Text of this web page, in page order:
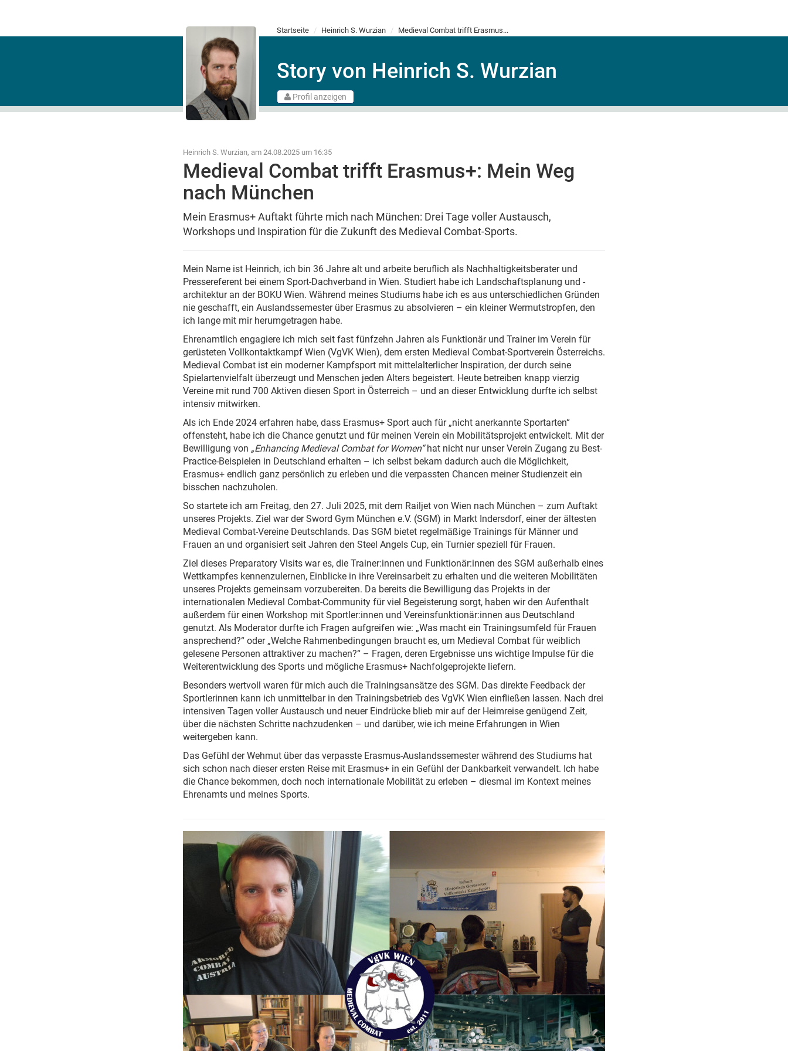
Startseite Heinrich S. Wurzian Medieval Combat trifft Erasmus...
Story von Heinrich S. Wurzian
Profil anzeigen
Heinrich S. Wurzian, am 24.08.2025 um 16:35
Medieval Combat trifft Erasmus+: Mein Weg
nach München
Mein Erasmus+ Auftakt führte mich nach München: Drei Tage voller Austausch,
Workshops und Inspiration für die Zukunft des Medieval Combat-Sports.
Mein Name ist Heinrich, ich bin 36 Jahre alt und arbeite beruflich als Nachhaltigkeitsberater und
Pressereferent bei einem Sport-Dachverband in Wien. Studiert habe ich Landschaftsplanung und -
architektur an der BOKU Wien. Während meines Studiums habe ich es aus unterschiedlichen Gründen
nie geschafft, ein Auslandssemester über Erasmus zu absolvieren – ein kleiner Wermutstropfen, den
ich lange mit mir herumgetragen habe.
Ehrenamtlich engagiere ich mich seit fast fünfzehn Jahren als Funktionär und Trainer im Verein für
gerüsteten Vollkontaktkampf Wien (VgVK Wien), dem ersten Medieval Combat-Sportverein Österreichs.
Medieval Combat ist ein moderner Kampfsport mit mittelalterlicher Inspiration, der durch seine
Spielartenvielfalt überzeugt und Menschen jeden Alters begeistert. Heute betreiben knapp vierzig
Vereine mit rund 700 Aktiven diesen Sport in Österreich – und an dieser Entwicklung durfte ich selbst
intensiv mitwirken.
Als ich Ende 2024 erfahren habe, dass Erasmus+ Sport auch für „nicht anerkannte Sportarten“
offensteht, habe ich die Chance genutzt und für meinen Verein ein Mobilitätsprojekt entwickelt. Mit der
Bewilligung von „Enhancing Medieval Combat for Women“hat nicht nur unser Verein Zugang zu Best-
Practice-Beispielen in Deutschland erhalten – ich selbst bekam dadurch auch die Möglichkeit,
Erasmus+ endlich ganz persönlich zu erleben und die verpassten Chancen meiner Studienzeit ein
bisschen nachzuholen.
So startete ich am Freitag, den 27. Juli 2025, mit dem Railjet von Wien nach München – zum Auftakt
unseres Projekts. Ziel war der Sword Gym München e.V. (SGM) in Markt Indersdorf, einer der ältesten
Medieval Combat-Vereine Deutschlands. Das SGM bietet regelmäßige Trainings für Männer und
Frauen an und organisiert seit Jahren den Steel Angels Cup, ein Turnier speziell für Frauen.
Ziel dieses Preparatory Visits war es, die Trainer:innen und Funktionär:innen des SGM außerhalb eines
Wettkampfes kennenzulernen, Einblicke in ihre Vereinsarbeit zu erhalten und die weiteren Mobilitäten
unseres Projekts gemeinsam vorzubereiten. Da bereits die Bewilligung das Projekts in der
internationalen Medieval Combat-Community für viel Begeisterung sorgt, haben wir den Aufenthalt
außerdem für einen Workshop mit Sportler:innen und Vereinsfunktionär:innen aus Deutschland
genutzt. Als Moderator durfte ich Fragen aufgreifen wie: „Was macht ein Trainingsumfeld für Frauen
ansprechend?“ oder „Welche Rahmenbedingungen braucht es, um Medieval Combat für weiblich
gelesene Personen attraktiver zu machen?“ – Fragen, deren Ergebnisse uns wichtige Impulse für die
Weiterentwicklung des Sports und mögliche Erasmus+ Nachfolgeprojekte liefern.
Besonders wertvoll waren für mich auch die Trainingsansätze des SGM. Das direkte Feedback der
Sportlerinnen kann ich unmittelbar in den Trainingsbetrieb des VgVK Wien einfließen lassen. Nach drei
intensiven Tagen voller Austausch und neuer Eindrücke blieb mir auf der Heimreise genügend Zeit,
über die nächsten Schritte nachzudenken – und darüber, wie ich meine Erfahrungen in Wien
weitergeben kann.
Das Gefühl der Wehmut über das verpasste Erasmus-Auslandssemester während des Studiums hat
sich schon nach dieser ersten Reise mit Erasmus+ in ein Gefühl der Dankbarkeit verwandelt. Ich habe
die Chance bekommen, doch noch internationale Mobilität zu erleben – diesmal im Kontext meines
Ehrenamts und meines Sports.